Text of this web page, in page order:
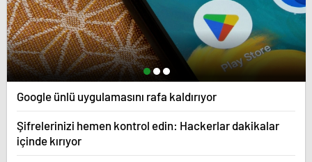
Google ünlü uygulamasını rafa kaldırıyor
Şifrelerinizi hemen kontrol edin: Hackerlar dakikalar
içinde kırıyor